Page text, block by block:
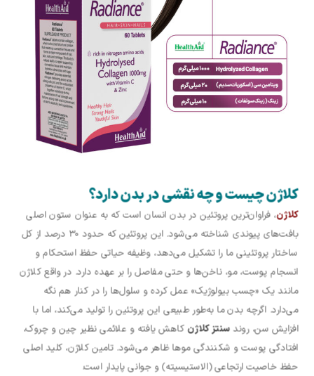
کلاژن چیست و چه نقشی در بدن دارد؟
کلاژن، فراوان‌ترین پروتئین در بدن انسان است که به عنوان ستون اصلی
بافت‌های پیوندی شناخته می‌شود. این پروتئین که حدود ۳۰ درصد از کل
ساختار پروتئینی ما را تشکیل می‌دهد، وظیفه حیاتی حفظ استحکام و
انسجام پوست، مو، ناخن‌ها و حتی مفاصل را بر عهده دارد. در واقع کلاژن
مانند یک «چسب بیولوژیک» عمل کرده و سلول‌ها را در کنار هم نگه
می‌دارد. اگرچه بدن ما به‌طور طبیعی این پروتئین را تولید می‌کند، اما با
افزایش سن، روندسنتز کلاژنکاهش یافته و علائمی نظیر چین و چروک،
افتادگی پوست و شکنندگی موها ظاهر می‌شود. تامین کلاژن، کلید اصلی
حفظ خاصیت ارتجاعی (الاستیسیته) و جوانی پایدار است.